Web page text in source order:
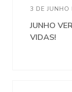
3 DE JUNHO
JUNHO
VIDAS!